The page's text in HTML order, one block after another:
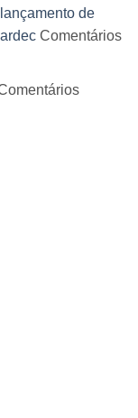
Espírita
os
de
Comentários